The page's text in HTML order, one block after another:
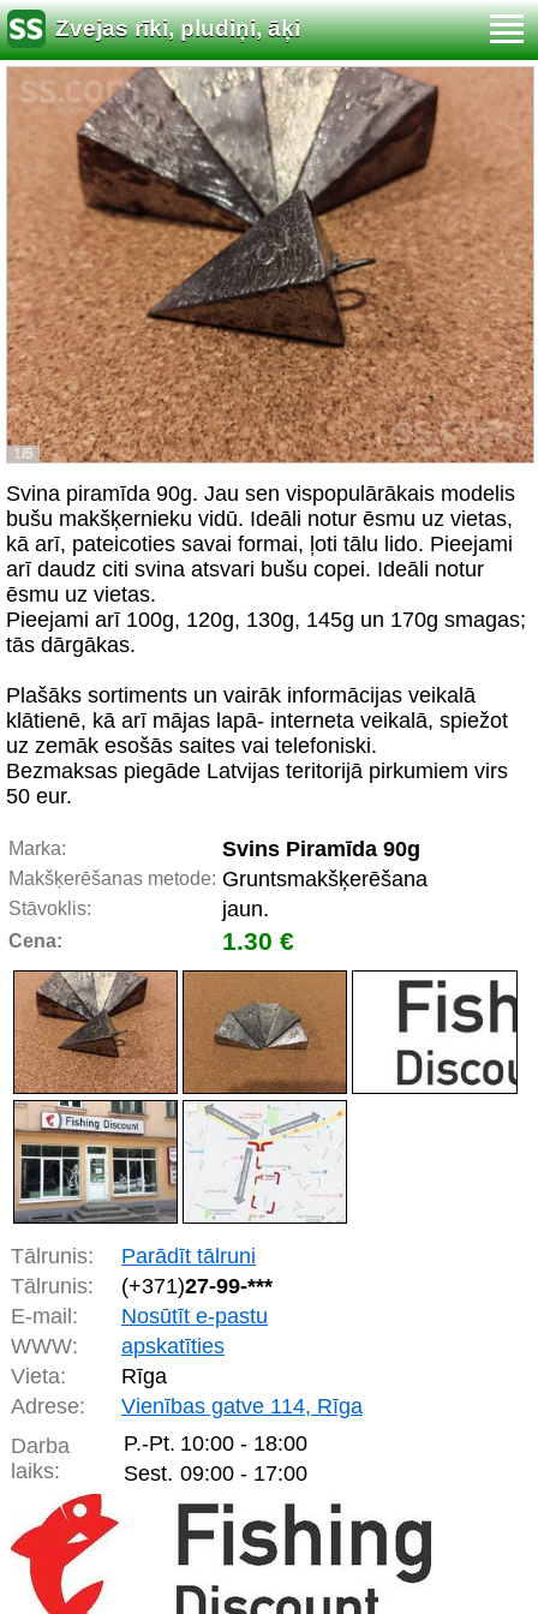
Zvejas rīki, pludiņi, āķi
1/5
Svina piramīda 90g. Jau sen vispopulārākais modelis
bušu makšķernieku vidū. Ideāli notur ēsmu uz vietas,
kā arī, pateicoties savai formai, ļoti tālu lido. Pieejami
arī daudz citi svina atsvari bušu copei. Ideāli notur
ēsmu uz vietas.
Pieejami arī 100g, 120g, 130g, 145g un 170g smagas;
tās dārgākas.
Plašāks sortiments un vairāk informācijas veikalā
klātienē, kā arī mājas lapā- interneta veikalā, spiežot
uz zemāk esošās saites vai telefoniski.
Bezmaksas piegāde Latvijas teritorijā pirkumiem virs
50 eur.
Marka: Svins Piramīda 90g
Makšķerēšanas metode: Gruntsmakšķerēšana
Stāvoklis: jaun.
Cena: 1.30 €
Tālrunis:
Parādīt tālruni
Tālrunis:
(+371)27-99-***
E-mail:
Nosūtīt e-pastu
WWW:
apskatīties
Vieta:
Rīga
Adrese:
Vienības gatve 114, Rīga
Darba
laiks:
P.-Pt. 10:00 - 18:00
Sest. 09:00 - 17:00